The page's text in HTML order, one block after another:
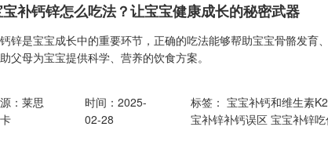
补钙锌怎么吃法？让宝宝健康成长的秘密武器
锌是宝宝成长中的重要环节，正确的吃法能够帮助宝宝骨骼发育
父母为宝宝提供科学、营养的饮食方案。
：莱思
时间：2025-
02-28
标签： 宝宝补钙和维生素K2
宝补锌补钙误区 宝宝补锌